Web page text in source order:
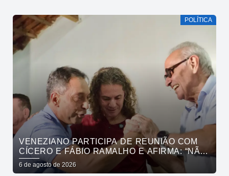
POLÍTICA
VENEZIANO PARTICIPA DE REUNIÃO COM
CÍCERO E FÁBIO RAMALHO E AFIRMA: “NÃO
ESTAMOS COMPRANDO CONSCIÊNCIAS,
MAS MOSTRANDO TRABALHO
6 de agosto de 2026